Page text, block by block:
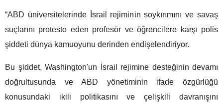
“ABD üniversitelerinde İsrail rejiminin soykırımını ve savaş
suçlarını protesto eden profesör ve öğrencilere karşı polis
şiddeti dünya kamuoyunu derinden endişelendiriyor.
Bu şiddet, Washington'un İsrail rejimine desteğinin devamı
doğrultusunda ve ABD yönetiminin ifade özgürlüğü
konusundaki ikili politikasını ve çelişkili davranışını